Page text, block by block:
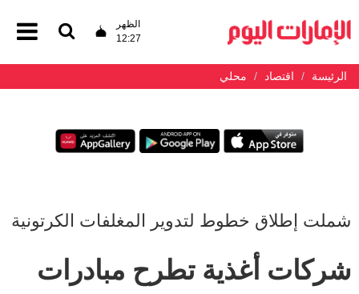
الظهر
12:27
الرئيسة اقتصاد محلي
شملت إطلاق خطوط لتدوير المغلفات الكرتونية
شركات أغذية تطرح مبادرات